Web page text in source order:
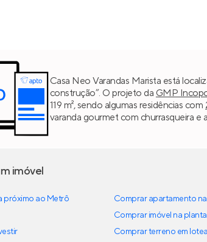
Casa Neo Varandas Marista está
construção”. O projeto da GMP
119 m², sendo algumas residências com
varanda gourmet com churrasqueira e
imóvel
próximo ao Metrô
Comprar apartamento
Comprar imóvel na planta
Comprar terreno em